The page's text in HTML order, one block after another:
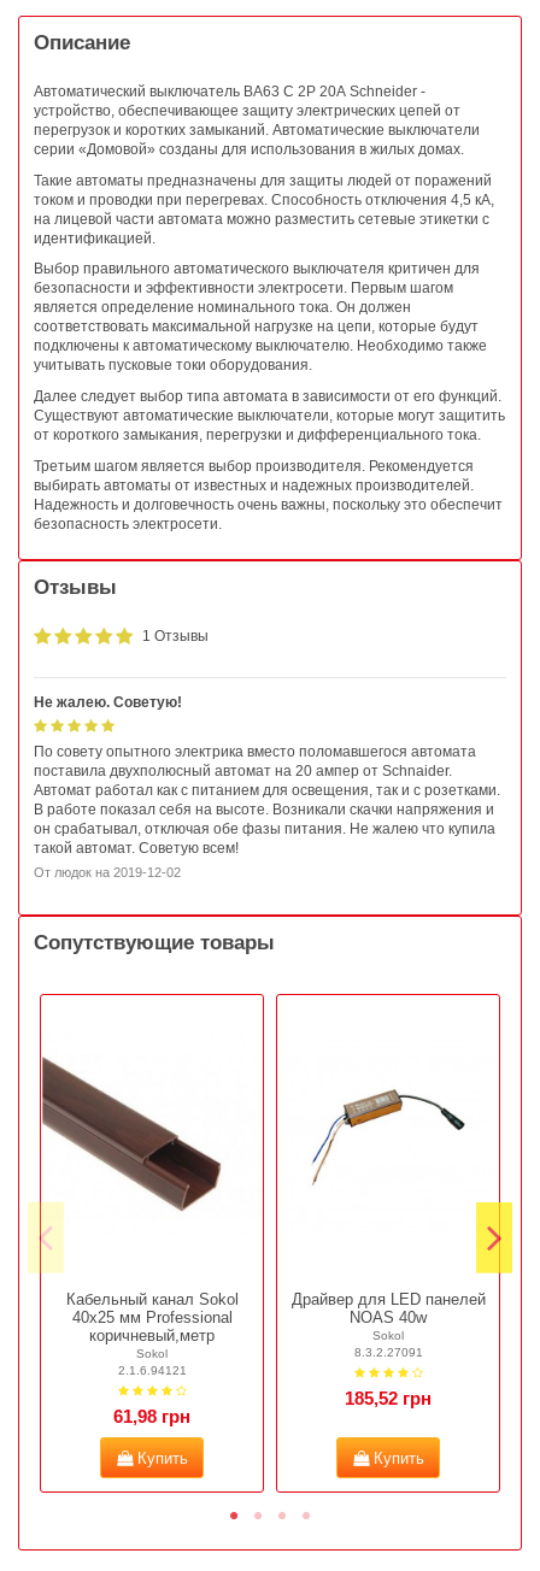
Описание
Автоматический выключатель ВА63 C 2Р 20А Schneider -
устройство, обеспечивающее защиту электрических цепей от
перегрузок и коротких замыканий. Автоматические выключатели
серии «Домовой» созданы для использования в жилых домах.
Такие автоматы предназначены для защиты людей от поражений
током и проводки при перегревах. Способность отключения 4,5 кА,
на лицевой части автомата можно разместить сетевые этикетки с
идентификацией.
Выбор правильного автоматического выключателя критичен для
безопасности и эффективности электросети. Первым шагом
является определение номинального тока. Он должен
соответствовать максимальной нагрузке на цепи, которые будут
подключены к автоматическому выключателю. Необходимо также
учитывать пусковые токи оборудования.
Далее следует выбор типа автомата в зависимости от его функций.
Существуют автоматические выключатели, которые могут защитить
от короткого замыкания, перегрузки и дифференциального тока.
Третьим шагом является выбор производителя. Рекомендуется
выбирать автоматы от известных и надежных производителей.
Надежность и долговечность очень важны, поскольку это обеспечит
безопасность электросети.
Отзывы
1 Отзывы
Не жалею. Советую!
По совету опытного электрика вместо поломавшегося автомата
поставила двухполюсный автомат на 20 ампер от Schnaider.
Автомат работал как с питанием для освещения, так и с розетками.
В работе показал себя на высоте. Возникали скачки напряжения и
он срабатывал, отключая обе фазы питания. Не жалею что купила
такой автомат. Советую всем!
От людок на 2019-12-02
Сопутствующие товары
Кабельный канал Sokol
40х25 мм Professional
коричневый,метр
Sokol
2.1.6.94121
61,98 грн
Купить
Драйвер для LED панелей
NOAS 40w
Sokol
8.3.2.27091
185,52 грн
Купить